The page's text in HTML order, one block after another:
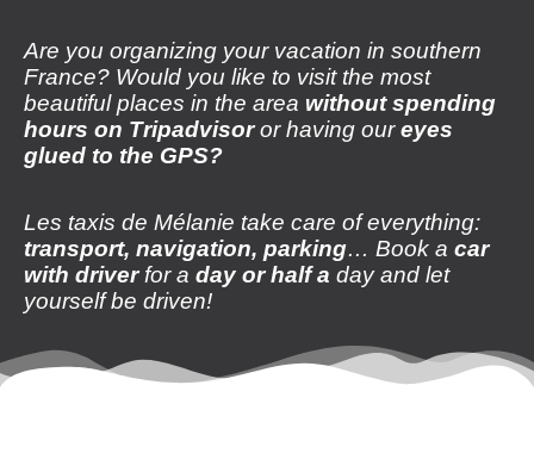
Are you organizing your vacation in southern
France? Would you like to visit the most
beautiful places in the area without spending
hours on Tripadvisoror having oureyes
glued to the GPS?
Les taxis de Mélanie take care of everything:
transport, navigation, parking… Book a car
with driverfor a day or half a day and let
yourself be driven!